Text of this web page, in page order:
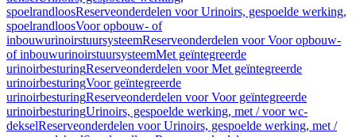
spoelrandloosReserveonderdelen voor Urinoirs, gespoelde werking,
spoelrandloosVoor opbouw- of
inbouwurinoirstuursysteemReserveonderdelen voor Voor opbouw-
of inbouwurinoirstuursysteemMet geïntegreerde
urinoirbesturingReserveonderdelen voor Met geïntegreerde
urinoirbesturingVoor geïntegreerde
urinoirbesturingReserveonderdelen voor Voor geïntegreerde
urinoirbesturingUrinoirs, gespoelde werking, met / voor wc-
dekselReserveonderdelen voor Urinoirs, gespoelde werking, met /